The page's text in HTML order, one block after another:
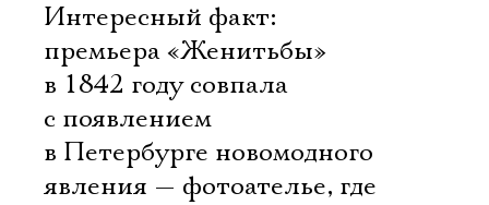
Интересный факт:
премьера «Женитьбы»
в 1842 году совпала
с появлением
в Петербурге новомодного
явления — фотоателье, где